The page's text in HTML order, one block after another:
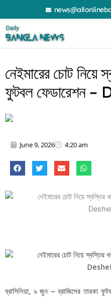
to
content
নেইমারের চোট নিয়ে
ফুটবল ফেডারেশন
June 9, 2026 4:20 am
ব্রাসিলিয়া, ৯ জুন – ব্রাজিলের তারকা